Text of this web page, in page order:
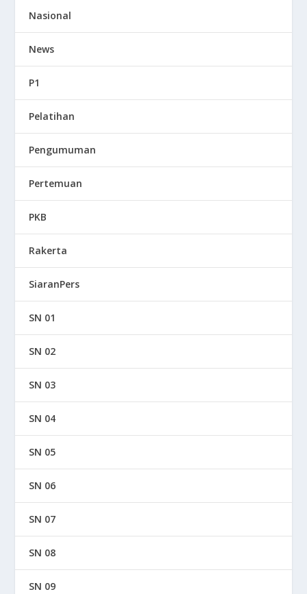
Nasional
News
P1
Pelatihan
Pengumuman
Pertemuan
PKB
Rakerta
SiaranPers
SN 01
SN 02
SN 03
SN 04
SN 05
SN 06
SN 07
SN 08
SN 09